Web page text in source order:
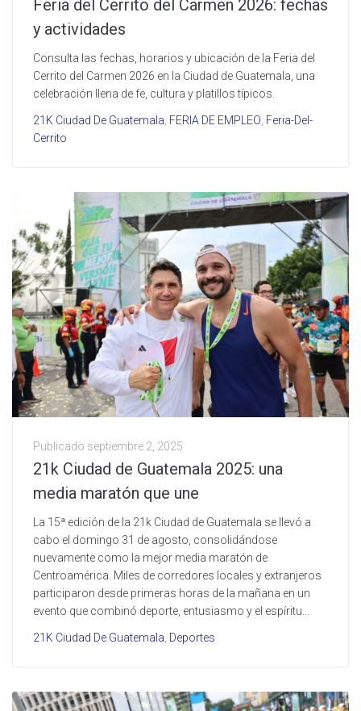
Feria del Cerrito del Carmen 2026: fechas
y actividades
Consulta las fechas, horarios y ubicación de la Feria del
Cerrito del Carmen 2026 en la Ciudad de Guatemala, una
celebración llena de fe, cultura y platillos típicos.
21K Ciudad De Guatemala FERIA DE EMPLEO Feria-Del-
Cerrito
Publicado septiembre 2, 2025
21k Ciudad de Guatemala 2025: una
media maratón que une
La 15ª edición de la 21k Ciudad de Guatemala se llevó a
cabo el domingo 31 de agosto, consolidándose
nuevamente como la mejor media maratón de
Centroamérica. Miles de corredores locales y extranjeros
participaron desde primeras horas de la mañana en un
evento que combinó deporte, entusiasmo y el espíritu...
21K Ciudad De Guatemala Deportes